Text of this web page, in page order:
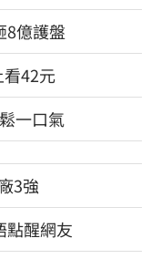
8億護盤
42元
一口氣
3強
點醒網友